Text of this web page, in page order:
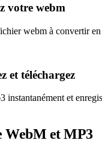
votre webm
webm à convertir
et téléchargez
instantanément et
WebM et MP3